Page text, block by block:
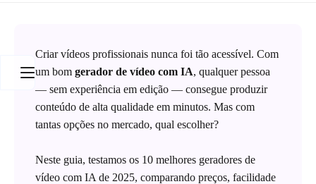
Criar vídeos profissionais nunca foi tão acessível. Com
um bom gerador de vídeo com IA, qualquer pessoa
— sem experiência em edição — consegue produzir
conteúdo de alta qualidade em minutos. Mas com
tantas opções no mercado, qual escolher?
Neste guia, testamos os 10 melhores geradores de
vídeo com IA de 2025, comparando preços, facilidade